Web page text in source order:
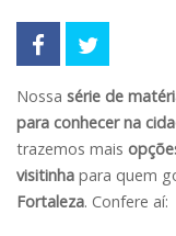
Nossa série de
para conhecer na
trazemos mais
visitinha para quem
Fortaleza. Confere aí: